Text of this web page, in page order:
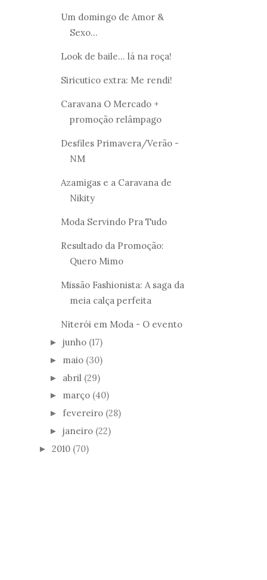
Um domingo de Amor &
Sexo...
Look de baile... lá na roça!
Siricutico extra: Me rendi!
Caravana O Mercado +
promoção relâmpago
Desfiles Primavera/Verão -
NM
Azamigas e a Caravana de
Nikity
Moda Servindo Pra Tudo
Resultado da Promoção:
Quero Mimo
Missão Fashionista: A saga da
meia calça perfeita
Niterói em Moda - O evento
► junho (17)
► maio (30)
► abril (29)
► março (40)
► fevereiro (28)
► janeiro (22)
► 2010 (70)